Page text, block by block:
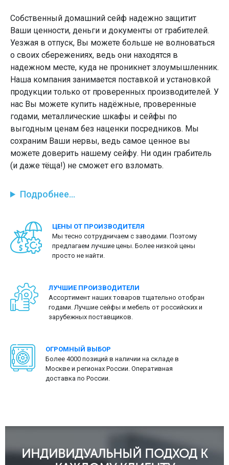
Собственный домашний сейф надежно защитит
Ваши ценности, деньги и документы от грабителей.
Уезжая в отпуск, Вы можете больше не волноваться
о своих сбережениях, ведь они находятся в
надежном месте, куда не проникнет злоумышленник.
Наша компания занимается поставкой и установкой
продукции только от проверенных производителей. У
нас Вы можете купить надёжные, проверенные
годами, металлические шкафы и сейфы по
выгодным ценам без наценки посредников. Мы
сохраним Ваши нервы, ведь самое ценное вы
можете доверить нашему сейфу. Ни один грабитель
(и даже тёща!) не сможет его взломать.
Подробнее...
ЦЕНЫ ОТ ПРОИЗВОДИТЕЛЯ
Мы тесно сотрудничаем с заводами. Поэтому
предлагаем лучшие цены. Более низкой цены
просто не найти.
ЛУЧШИЕ ПРОИЗВОДИТЕЛИ
Ассортимент наших товаров тщательно отобран
годами. Лучшие сейфы и мебель от российских и
зарубежных поставщиков.
ОГРОМНЫЙ ВЫБОР
Более 4000 позиций в наличии на складе в
Москве и регионах России. Оперативная
доставка по России.
ИНДИВИДУАЛЬНЫЙ ПОДХОД К